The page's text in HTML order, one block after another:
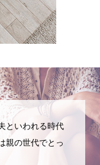
といわれる時代
親の世代でとっ